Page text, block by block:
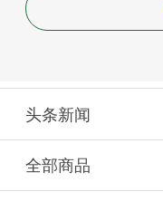
头条新闻
全部商品